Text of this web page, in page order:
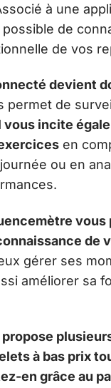
à une
de
de vos
devient
permet de
vous incite
en
ou en
vous
de
gérer ses
améliorer sa
à bas prix
en grâce au